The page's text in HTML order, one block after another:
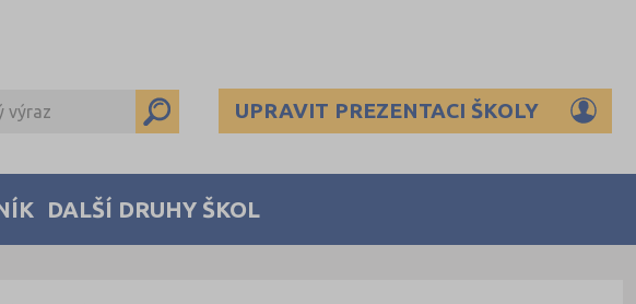
UPRAVIT PREZENTACI ŠKOLY
DALŠÍ DRUHY ŠKOL